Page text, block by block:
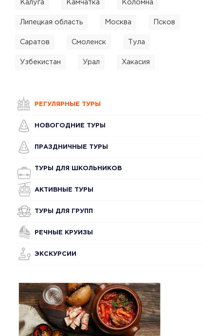
Калуга Камчатка Коломна
Липецкая область Москва Псков
Саратов Смоленск Тула
Узбекистан Урал Хакасия
РЕГУЛЯРНЫЕ ТУРЫ
НОВОГОДНИЕ ТУРЫ
ПРАЗДНИЧНЫЕ ТУРЫ
ТУРЫ ДЛЯ ШКОЛЬНИКОВ
АКТИВНЫЕ ТУРЫ
ТУРЫ ДЛЯ ГРУПП
РЕЧНЫЕ КРУИЗЫ
ЭКСКУРСИИ